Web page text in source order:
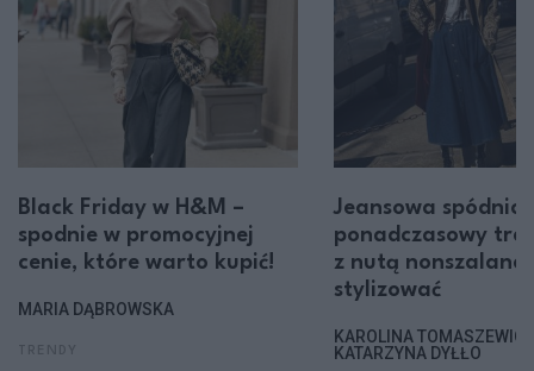
Black Friday w H&M –
spodnie w promocyjnej
cenie, które warto kupić!
MARIA DĄBROWSKA
Jeansowa
ponadczasowy
z nutą
stylizować
KAROLINA
KATARZYNA DYŁŁO